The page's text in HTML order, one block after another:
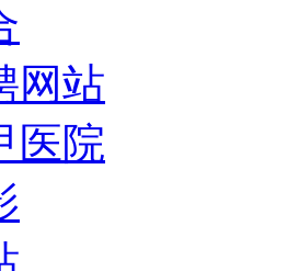
网站
医院